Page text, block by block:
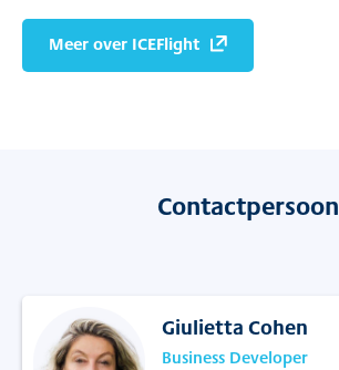
Meer over ICEFlight
Contactpersoon
Giulietta Cohen
Business Developer